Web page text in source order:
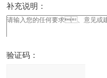
补充说明：
验证码：